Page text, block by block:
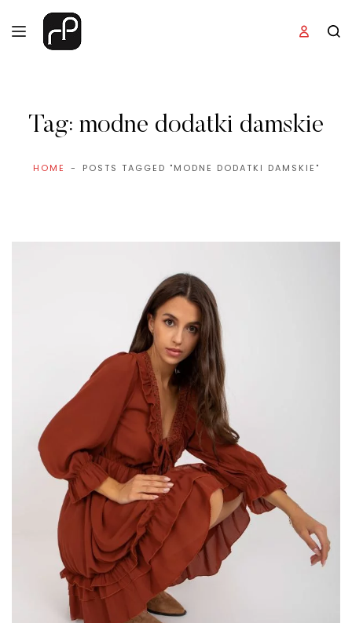
Tag: modne dodatki damskie
HOME POSTS TAGGED "MODNE DODATKI DAMSKIE"